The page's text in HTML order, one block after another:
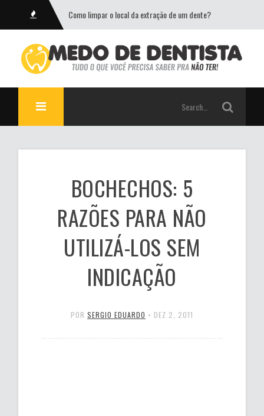
Como limpar o local da extração de um dente?
BOCHECHOS: 5
RAZÕES PARA NÃO
UTILIZÁ-LOS SEM
INDICAÇÃO
POR SERGIO EDUARDO • DEZ 2, 2011